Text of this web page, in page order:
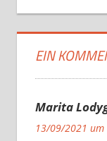
EIN
Marita
13/09/2021 um